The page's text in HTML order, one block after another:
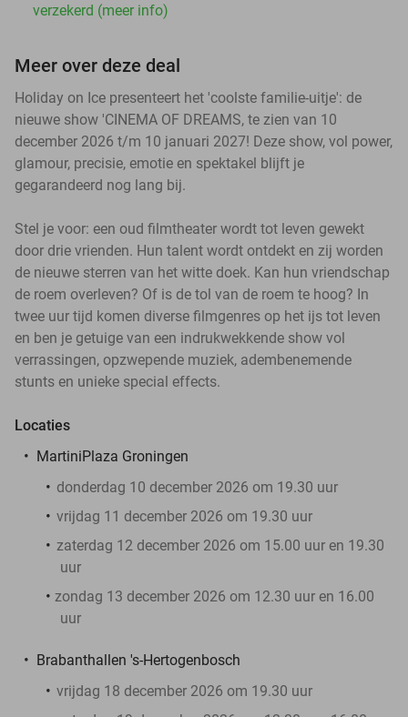
verzekerd (meer info)
Meer over deze deal
Holiday on Ice presenteert het 'coolste familie-uitje': de
nieuwe show 'CINEMA OF DREAMS, te zien van 10
december 2026 t/m 10 januari 2027! Deze show, vol power,
glamour, precisie, emotie en spektakel blijft je
gegarandeerd nog lang bij.
Stel je voor: een oud filmtheater wordt tot leven gewekt
door drie vrienden. Hun talent wordt ontdekt en zij worden
de nieuwe sterren van het witte doek. Kan hun vriendschap
de roem overleven? Of is de tol van de roem te hoog? In
twee uur tijd komen diverse filmgenres op het ijs tot leven
en ben je getuige van een indrukwekkende show vol
verrassingen, opzwepende muziek, adembenemende
stunts en unieke special effects.
Locaties
MartiniPlaza Groningen
donderdag 10 december 2026 om 19.30 uur
vrijdag 11 december 2026 om 19.30 uur
zaterdag 12 december 2026 om 15.00 uur en 19.30
uur
zondag 13 december 2026 om 12.30 uur en 16.00
uur
Brabanthallen 's-Hertogenbosch
vrijdag 18 december 2026 om 19.30 uur